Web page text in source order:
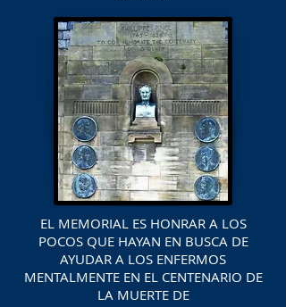
EL MEMORIAL ES HONRAR A LOS
POCOS QUE HAYAN EN BUSCA DE
AYUDAR A LOS ENFERMOS
MENTALMENTE EN EL CENTENARIO DE
LA MUERTE DE